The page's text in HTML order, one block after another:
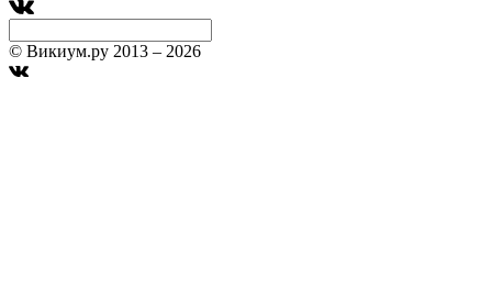
© Викиум.ру 2013 – 2026